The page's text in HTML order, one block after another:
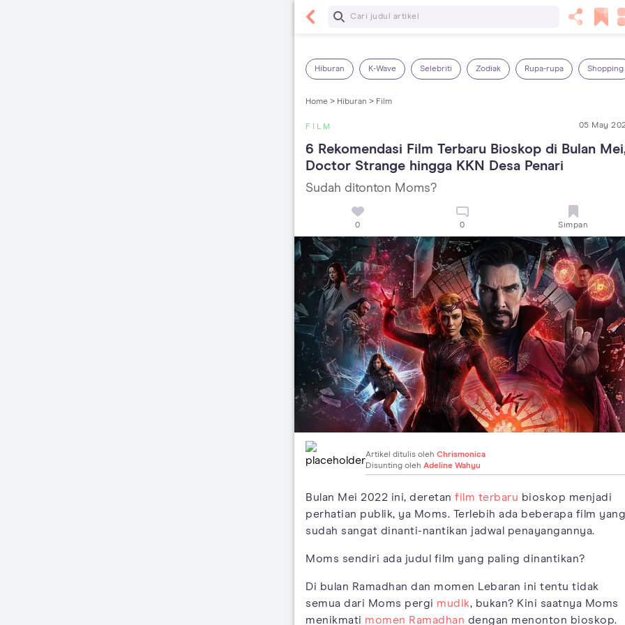
Baca Selanjutnya
Hiburan K-Wave Selebriti Zodiak Rupa-rupa Shopping
Home > Hiburan > Film
FILM 05 May
6 Rekomendasi Film Terbaru Bioskop di Bulan
Doctor Strange hingga KKN Desa Penari
Sudah ditonton Moms?
0 0 Simpan
Artikel ditulis oleh Chrismonica
Disunting oleh Adeline Wahyu
Bulan Mei 2022 ini, deretan film terbaru bioskop menjadi
perhatian publik, ya Moms. Terlebih ada beberapa film yang
sudah sangat dinanti-nantikan jadwal penayangannya.
Moms sendiri ada judul film yang paling dinantikan?
Di bulan Ramadhan dan momen Lebaran ini tentu tidak
semua dari Moms pergi mudik, bukan? Kini saatnya Moms
menikmati momen Ramadhan dengan menonton bioskop.